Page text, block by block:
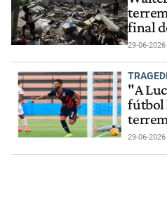
final
29-06-
"A
fútbol
29-06-